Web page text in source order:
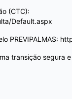
(CTC):
Default.aspx
PREVIPALMAS:
transição segura